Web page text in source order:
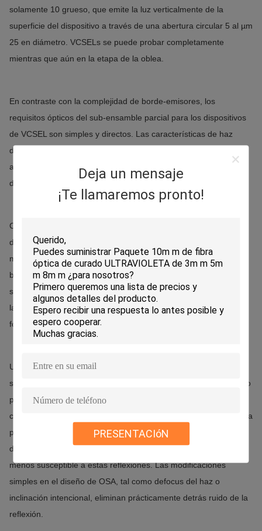
Deja un mensaje
¡Te llamaremos pronto!
PRESENTACIóN
solamente 10 grueso, que emite la luz verticalmente de la
superficie del dispositivo a través de una abertura circular 5 al µm
25 en diámetro. VCSELs se puede probar completamente
mientras que aún en la etapa de la oblea.
En contraste con la complejidad de borde-emisores, los
requisitos ópticos del sub-ensamble parcial para los dispositivos
de VCSEL son simples y directos. Las características de haz
divergentes intrínsecamente circulares y bajas permiten foco
agudo, superior cerca de funcionamiento limitado de la
difracción, y de un tamaño de punto constantemente esférico.
Como consecuencia, VCSELs puede producir un poder
directamente juntado perceptiblemente más alto que se pueda
mejorar más a fondo usando una lente disponible relativamente
barata de la bola. Porque las características del haz de VCSELs
se pueden adaptar para hacer juego los requisitos de las fibras,
las lentes adicionales se pueden eliminar para los ajustes el
formar o de la alineación del haz.
Un problema adicional con los diodos láser de DFB es su
susceptibilidad a las detrás-reflexiones de la luz de la fibra dando
por resultado ruido óptico creciente en la señal.
consecuencia, los aisladores ópticos se necesitan a menudo para
prevenir la luz reflejada de proyección de imagen nuevamente
dentro del laser.
En cambio, VCSELs se puede diseñar para ser
menos susceptible a estas reflexiones. Las modificaciones
simples en el diseño de OSA, tal como defocus del haz o
inclinación intencional, eliminan prácticamente detrás ruido de la
reflexión.